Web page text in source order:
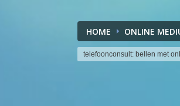
HOME ONLINE
telefoonconsult: bellen met